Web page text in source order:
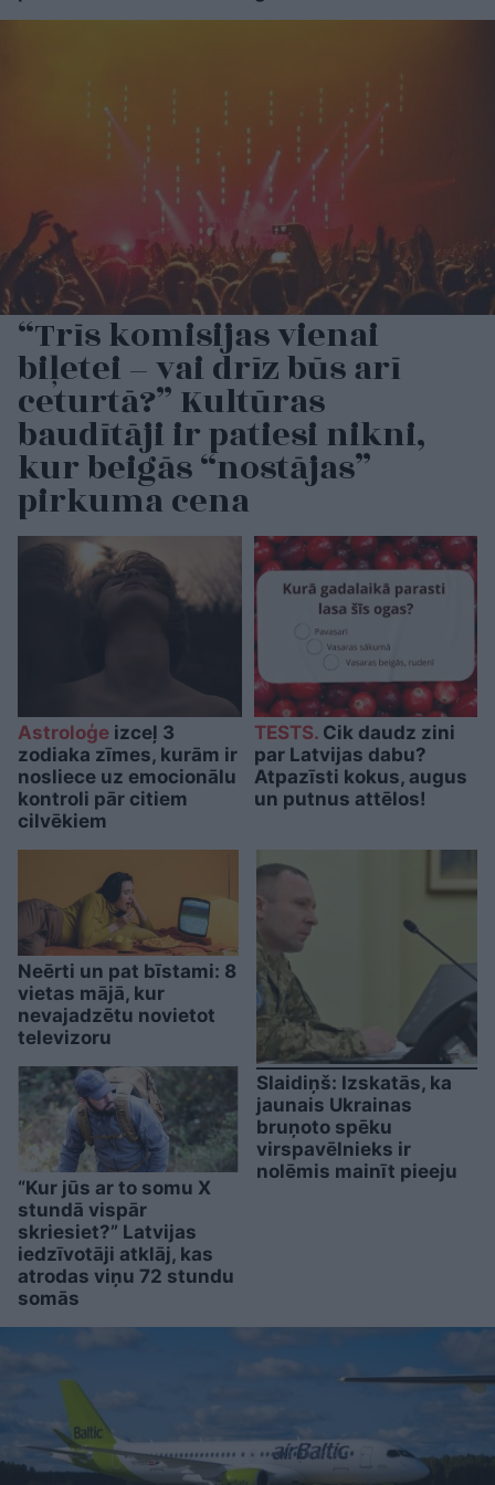
“Trīs komisijas vienai
biļetei – vai drīz būs arī
ceturtā?” Kultūras
baudītāji ir patiesi nikni,
kur beigās “nostājas”
pirkuma cena
Astroloģe izceļ 3
zodiaka zīmes, kurām ir
nosliece uz emocionālu
kontroli pār citiem
cilvēkiem
TESTS.Cik daudz zini
par Latvijas dabu?
Atpazīsti kokus, augus
un putnus attēlos!
Neērti un pat bīstami: 8
vietas mājā, kur
nevajadzētu novietot
televizoru
“Kur jūs ar to somu X
stundā vispār
skriesiet?” Latvijas
iedzīvotāji atklāj, kas
atrodas viņu 72 stundu
somās
Slaidiņš: Izskatās, ka
jaunais Ukrainas
bruņoto spēku
virspavēlnieks ir
nolēmis mainīt pieeju